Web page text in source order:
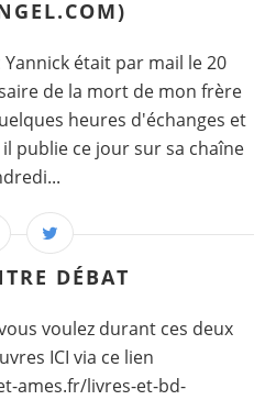
était par mail le 20
de la mort de mon frère
heures d'échanges et
publie ce jour sur sa chaîne
DÉBAT
voulez durant ces deux
ICI via ce lien
ames.fr/livres-et-bd-